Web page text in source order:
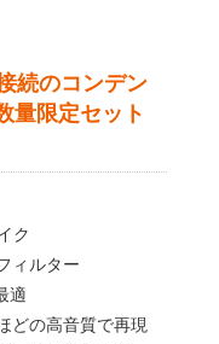
続のコンデン
量限定セット
ク
ィルター
適
どの高音質で再現